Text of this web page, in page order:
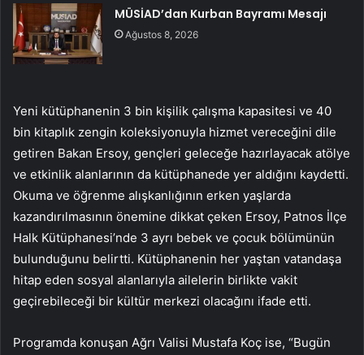
MÜSİAD’dan Kurban Bayramı Mesajı
Ağustos 8, 2026
Yeni kütüphanenin 3 bin kişilik çalışma kapasitesi ve 40
bin kitaplık zengin koleksiyonuyla hizmet vereceğini dile
getiren Bakan Ersoy, gençleri geleceğe hazırlayacak atölye
ve etkinlik alanlarının da kütüphanede yer aldığını kaydetti.
Okuma ve öğrenme alışkanlığının erken yaşlarda
kazandırılmasının önemine dikkat çeken Ersoy, Patnos İlçe
Halk Kütüphanesi’nde 3 ayrı bebek ve çocuk bölümünün
bulunduğunu belirtti. Kütüphanenin her yaştan vatandaşa
hitap eden sosyal alanlarıyla ailelerin birlikte vakit
geçirebileceği bir kültür merkezi olacağını ifade etti.
Programda konuşan Ağrı Valisi Mustafa Koç ise, “Bugün